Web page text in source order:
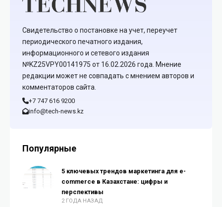
Свидетельство о постановке на учет, переучет
периодического печатного издания,
информационного и сетевого издания
№KZ25VPY00141975 от 16.02.2026 года. Мнение
редакции может не совпадать с мнением авторов и
комментаторов сайта.
+7 747 616 9200
info@tech-news.kz
Популярные
5 ключевых трендов маркетинга для e-
commerce в Казахстане: цифры и
перспективы
2 ГОДА НАЗАД